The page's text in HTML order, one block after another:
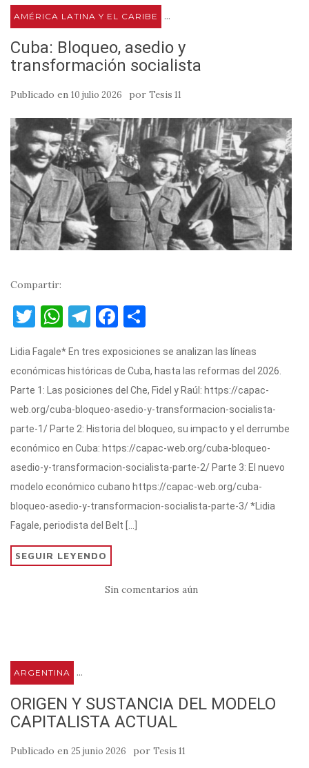
AMÉRICA LATINA Y EL CARIBE ...
Cuba: Bloqueo, asedio y
transformación socialista
Publicado en 10 julio 2026 por Tesis 11
Compartir:
T
it
te
r
W
at
s
A
p
p
T
e
gr
a
m
F
c
e
b
o
o
k
m
p
ar
ti
r
Lidia Fagale* En tres exposiciones se analizan las líneas
económicas históricas de Cuba, hasta las reformas del 2026.
Parte 1: Las posiciones del Che, Fidel y Raúl: https://capac-
web.org/cuba-bloqueo-asedio-y-transformacion-socialista-
parte-1/ Parte 2: Historia del bloqueo, su impacto y el derrumbe
económico en Cuba: https://capac-web.org/cuba-bloqueo-
asedio-y-transformacion-socialista-parte-2/ Parte 3: El nuevo
modelo económico cubano https://capac-web.org/cuba-
bloqueo-asedio-y-transformacion-socialista-parte-3/ *Lidia
Fagale, periodista del Belt […]
SEGUIR LEYENDO
Sin comentarios aún
ARGENTINA ...
ORIGEN Y SUSTANCIA DEL MODELO
CAPITALISTA ACTUAL
Publicado en 25 junio 2026 por Tesis 11